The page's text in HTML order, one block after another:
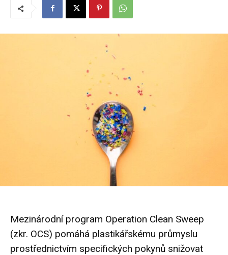
Mezinárodní program Operation Clean Sweep
(zkr. OCS) pomáhá plastikářskému průmyslu
prostřednictvím specifických pokynů snižovat